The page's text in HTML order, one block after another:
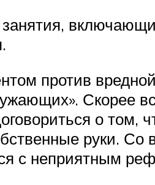
против
Скорее
о том,
руки.
с неприятным